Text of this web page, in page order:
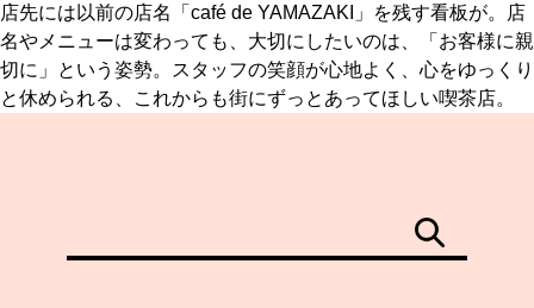
店先には以前の店名「café de YAMAZAKI」を残す看板が。店
名やメニューは変わっても、大切にしたいのは、「お客様に親
切に」という姿勢。スタッフの笑顔が心地よく、心をゆっくり
と休められる、これからも街にずっとあってほしい喫茶店。